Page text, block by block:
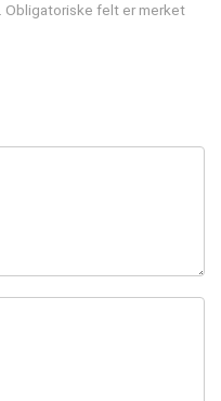
Obligatoriske felt er merket